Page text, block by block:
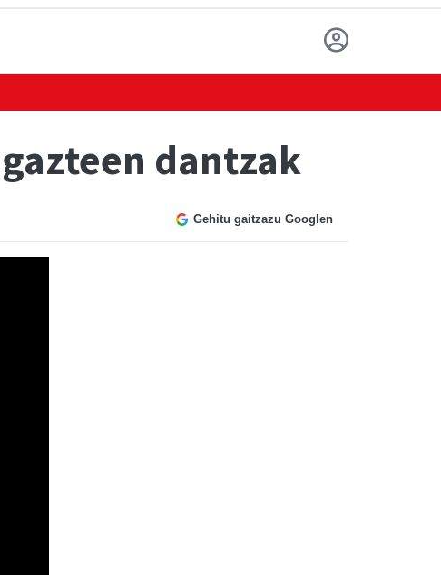
dantzak
Gehitu gaitzazu Googlen